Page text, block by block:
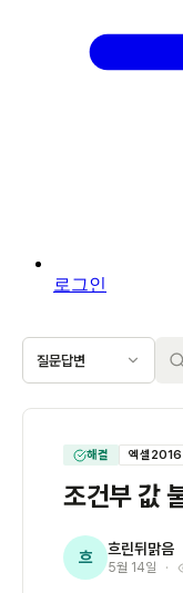
로그인
질문답변
해결 엑셀2016
조건부 값
흐 흐린뒤맑음
5월 14일